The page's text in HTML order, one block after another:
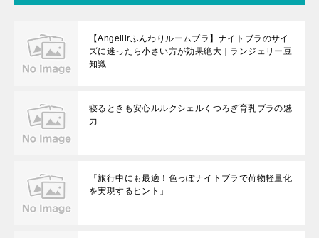
【Angellirふんわりルームブラ】ナイトブラのサイ
ズに迷ったら小さい方が効果絶大｜ランジェリー豆
知識
寝るときも安心ルルクシェルくつろぎ育乳ブラの魅
力
「旅行中にも最適！色っぽナイトブラで荷物軽量化
を実現するヒント」